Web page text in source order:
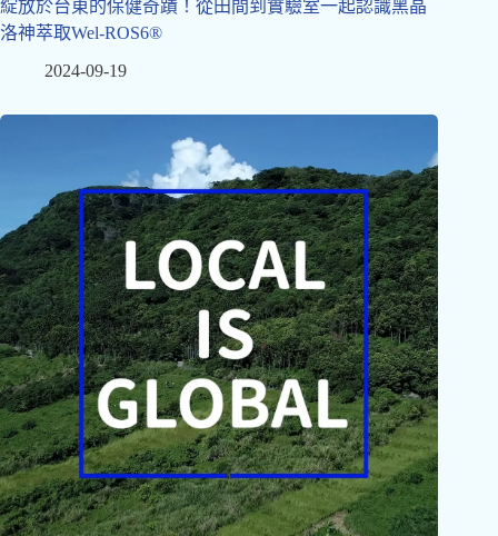
綻放於台東的保健奇蹟！從田間到實驗室一起認識黑晶
洛神萃取Wel-ROS6®
2024-09-19